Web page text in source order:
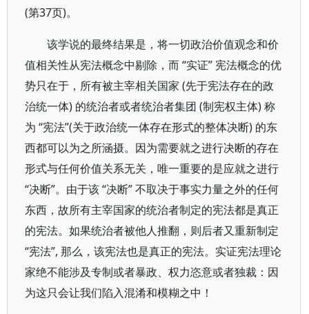
(第37页)。
该学说的最终结果是，将一切政治价值观念和价
值相关性从宪法概念中剔除，而 “实证” 宪法概念的优
势只在于，所有被主宰相关国家 (先于宪法存在的政
治统一体) 的统治者或者统治者集团 (制宪权主体) 称
为 “宪法”(关于政治统一体存在形式的整体决断) 的东
西都可以为之所涵摄。因为需要就之进行决断的存在
形式与任何价值关系无关，唯一重要的是应就之进行
“决断”。由于该 “决断” 不取决于事实力量之外的任何
东西，故所有主宰国家的统治者制定的宪法都是真正
的宪法。如果统治者被他人推翻，则后者又重新制定
“宪法”, 那么，该宪法也是真正的宪法。实证宪法理论
家绝不能涉及专制或者暴政、权力恣意或者独裁：因
为这只会让我们陷入混淆和模糊之中！